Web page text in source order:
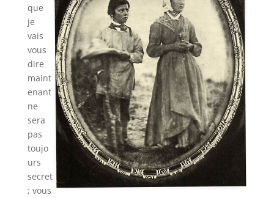
que
je
vais
vous
dire
maint
enant
ne
sera
pas
toujo
urs
secret
; vous